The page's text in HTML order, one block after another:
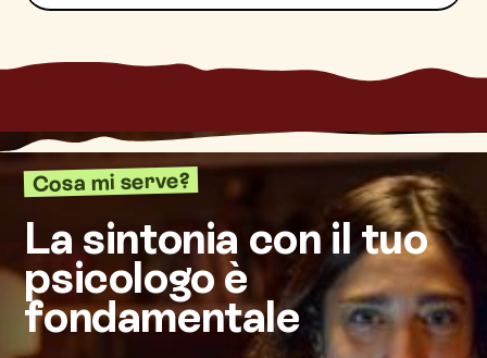
Infine costruiremo insieme unanuova
nel raggiungimento degli obiettivi di
che ti prefiggi.
Cosa mi serve?
La sintonia con il tuo
psicologo è
fondamentale